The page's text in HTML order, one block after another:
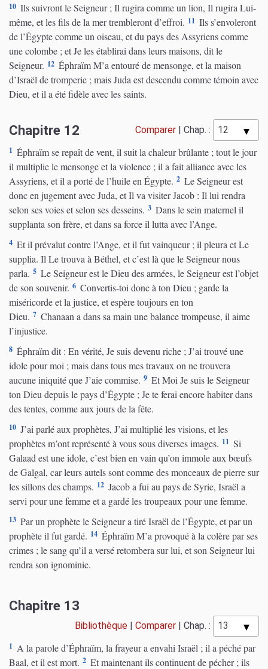
10 Ils suivront le Seigneur ; Il rugira comme un lion, Il rugira Lui-
même, et les fils de la mer trembleront d’effroi. 11 Ils s’envoleront
de l’Égypte comme un oiseau, et du pays des Assyriens comme
une colombe ; et Je les établirai dans leurs maisons, dit le
Seigneur. 12 Éphraïm M’a entouré de mensonge, et la maison
d’Israël de tromperie ; mais Juda est descendu comme témoin avec
Dieu, et il a été fidèle avec les saints.
Chapitre 12 Comparer | Chap. :
1 Éphraïm se repaît de vent, il suit la chaleur brûlante ; tout le jour
il multiplie le mensonge et la violence ; il a fait alliance avec les
Assyriens, et il a porté de l’huile en Égypte. 2 Le Seigneur est
donc en jugement avec Juda, et Il va visiter Jacob : Il lui rendra
selon ses voies et selon ses desseins. 3 Dans le sein maternel il
supplanta son frère, et dans sa force il lutta avec l’Ange.
4 Et il prévalut contre l’Ange, et il fut vainqueur ; il pleura et Le
supplia. Il Le trouva à Béthel, et c’est là que le Seigneur nous
parla. 5 Le Seigneur est le Dieu des armées, le Seigneur est l’objet
de son souvenir. 6 Convertis-toi donc à ton Dieu ; garde la
miséricorde et la justice, et espère toujours en ton
Dieu. 7 Chanaan a dans sa main une balance trompeuse, il aime
l’injustice.
8 Éphraïm dit : En vérité, Je suis devenu riche ; J’ai trouvé une
idole pour moi ; mais dans tous mes travaux on ne trouvera
aucune iniquité que J’aie commise. 9 Et Moi Je suis le Seigneur
ton Dieu depuis le pays d’Égypte ; Je te ferai encore habiter dans
des tentes, comme aux jours de la fête.
10 J’ai parlé aux prophètes, J’ai multiplié les visions, et les
prophètes m’ont représenté à vous sous diverses images. 11 Si
Galaad est une idole, c’est bien en vain qu’on immole aux bœufs
de Galgal, car leurs autels sont comme des monceaux de pierre sur
les sillons des champs. 12 Jacob a fui au pays de Syrie, Israël a
servi pour une femme et a gardé les troupeaux pour une femme.
13 Par un prophète le Seigneur a tiré Israël de l’Égypte, et par un
prophète il fut gardé. 14 Éphraïm M’a provoqué à la colère par ses
crimes ; le sang qu’il a versé retombera sur lui, et son Seigneur lui
rendra son ignominie.
Chapitre 13
Bibliothèque Comparer Chap. :
1 A la parole d’Éphraïm, la frayeur a envahi Israël ; il a péché par
Baal, et il est mort. 2 Et maintenant ils continuent de pécher ; ils